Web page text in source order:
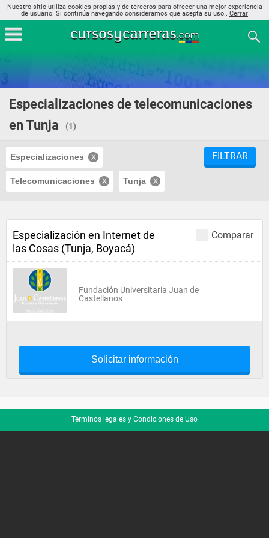
Nuestro sitio utiliza cookies propias y de terceros para ofrecer una mejor experiencia
de usuario. Si continúa navegando consideramos que acepta su uso.. Cerrar
Especializaciones de telecomunicaciones
en Tunja
(1)
Especializaciones
Telecomunicaciones Tunja
FILTRAR
Comparar
Especialización en Internet de
las Cosas (Tunja, Boyacá)
Fundación Universitaria Juan de
Castellanos
Solicitar información
Términos legales y Condiciones de Uso